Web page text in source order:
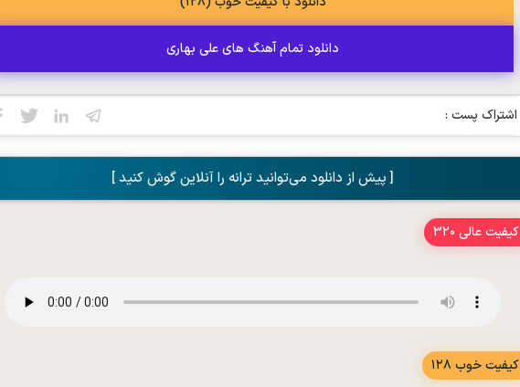
دانلود تمام آهنگ های علی بهاری
اشتراک پست :
[ پیش از دانلود می‌توانید ترانه را آنلاین گوش کنید ]
کیفیت عالی 320
کیفیت خوب 128